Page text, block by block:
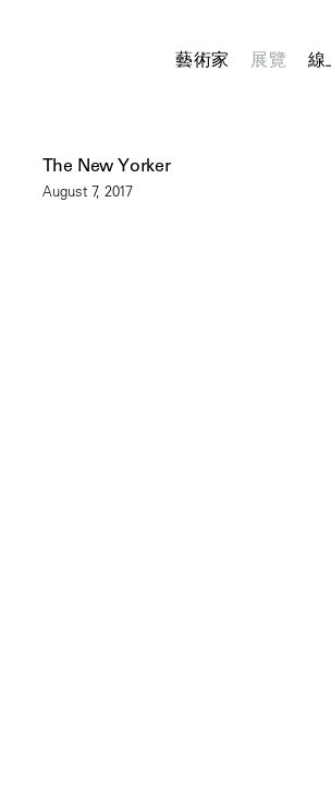
藝術家 展覽 線
The New Yorker
August 7, 2017